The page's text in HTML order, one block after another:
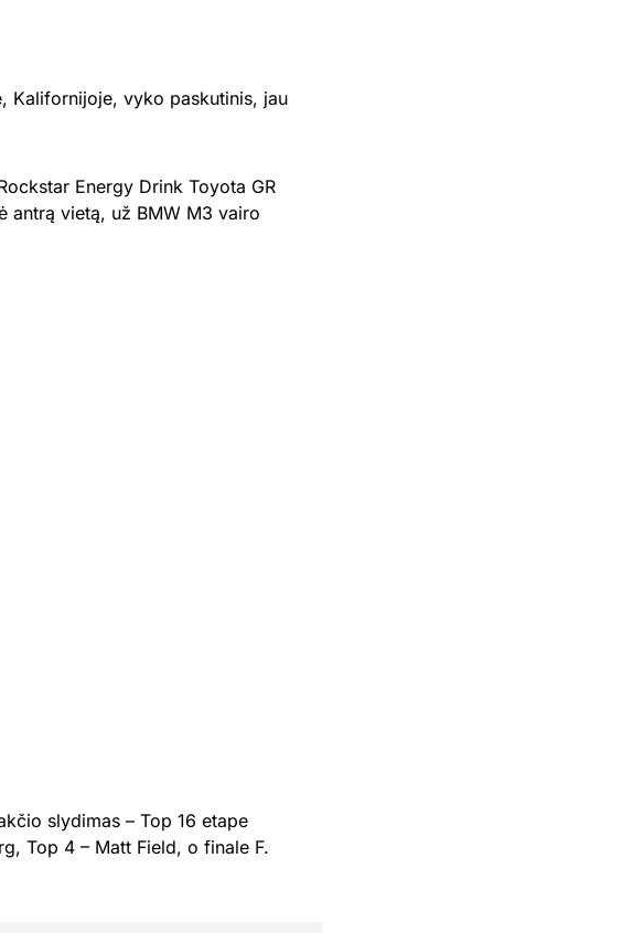
Kalifornijoje, vyko paskutinis, jau
Energy Drink Toyota GR
antrą vietą, už BMW M3 vairo
slydimas – Top 16 etape
Top 4 – Matt Field, o finale F.